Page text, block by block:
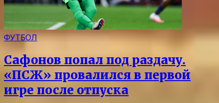
ФУТБОЛ
Сафонов попал под раздачу.
«ПСЖ» провалился в первой
игре после отпуска